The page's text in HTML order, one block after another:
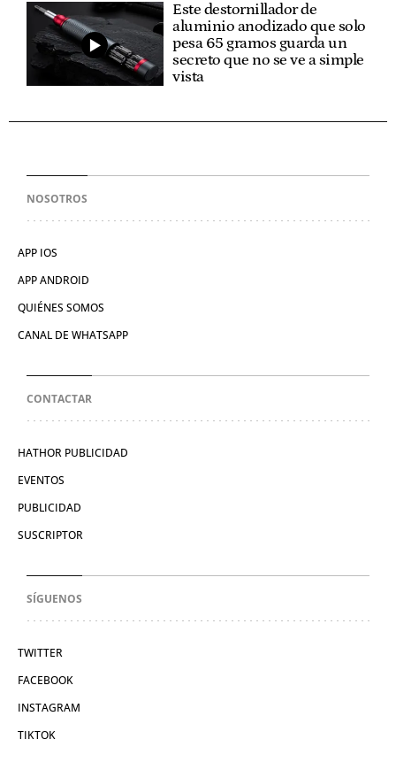
Este destornillador de
aluminio anodizado que solo
pesa 65 gramos guarda un
secreto que no se ve a simple
vista
NOSOTROS
APP IOS
APP ANDROID
QUIÉNES SOMOS
CANAL DE WHATSAPP
CONTACTAR
HATHOR PUBLICIDAD
EVENTOS
PUBLICIDAD
SUSCRIPTOR
SÍGUENOS
TWITTER
FACEBOOK
INSTAGRAM
TIKTOK